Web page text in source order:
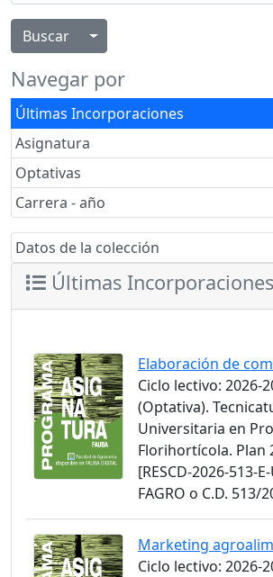
Alternar menú desplegable
Navegar por
Últimas Incorporaciones
Asignatura
Optativas
Carrera - año
Datos de la colección
Últimas Incorporaciones
Elaboración de
Ciclo lectivo: 2026-
(Optativa).
Universitaria en
Florihortícola. Plan
[RESCD-2026-513-
FAGRO o C.D. 513/
Marketing
Ciclo lectivo: 2026-